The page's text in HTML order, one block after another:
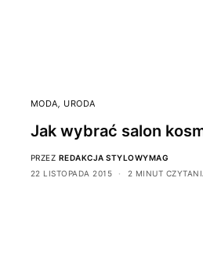
MODA, URODA
Jak wybrać salon
PRZEZ REDAKCJA STYLOWYMAG
22 LISTOPADA 2015
2 MINUT